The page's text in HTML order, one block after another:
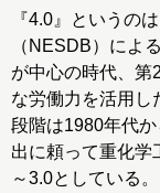
『4.0』というの
（NESDB）によ
が中心の時代、第
な労働力を活用し
段階は1980年代
出に頼って重化学
～3.0としている